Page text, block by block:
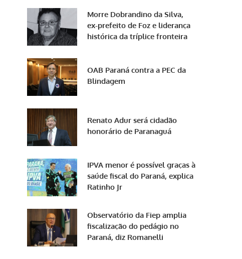
Morre Dobrandino da Silva,
ex-prefeito de Foz e liderança
histórica da tríplice fronteira
OAB Paraná contra a PEC da
Blindagem
Renato Adur será cidadão
honorário de Paranaguá
IPVA menor é possível graças à
saúde fiscal do Paraná, explica
Ratinho Jr
Observatório da Fiep amplia
fiscalização do pedágio no
Paraná, diz Romanelli